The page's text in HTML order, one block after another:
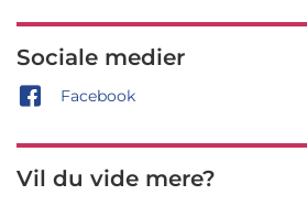
Sociale medier
Facebook
Vil du vide mere?